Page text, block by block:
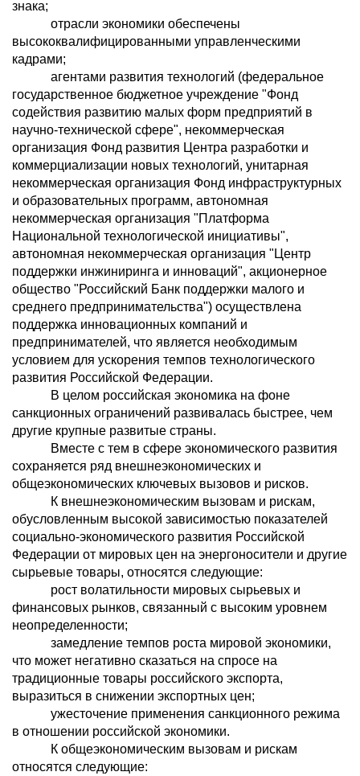
знака;
отрасли экономики обеспечены
высококвалифицированными управленческими
кадрами;
агентами развития технологий (федеральное
государственное бюджетное учреждение "Фонд
содействия развитию малых форм предприятий в
научно-технической сфере", некоммерческая
организация Фонд развития Центра разработки и
коммерциализации новых технологий, унитарная
некоммерческая организация Фонд инфраструктурных
и образовательных программ, автономная
некоммерческая организация "Платформа
Национальной технологической инициативы",
автономная некоммерческая организация "Центр
поддержки инжиниринга и инноваций", акционерное
общество "Российский Банк поддержки малого и
среднего предпринимательства") осуществлена
поддержка инновационных компаний и
предпринимателей, что является необходимым
условием для ускорения темпов технологического
развития Российской Федерации.
В целом российская экономика на фоне
санкционных ограничений развивалась быстрее, чем
другие крупные развитые страны.
Вместе с тем в сфере экономического развития
сохраняется ряд внешнеэкономических и
общеэкономических ключевых вызовов и рисков.
К внешнеэкономическим вызовам и рискам,
обусловленным высокой зависимостью показателей
социально-экономического развития Российской
Федерации от мировых цен на энергоносители и другие
сырьевые товары, относятся следующие:
рост волатильности мировых сырьевых и
финансовых рынков, связанный с высоким уровнем
неопределенности;
замедление темпов роста мировой экономики,
что может негативно сказаться на спросе на
традиционные товары российского экспорта,
выразиться в снижении экспортных цен;
ужесточение применения санкционного режима
в отношении российской экономики.
К общеэкономическим вызовам и рискам
относятся следующие: